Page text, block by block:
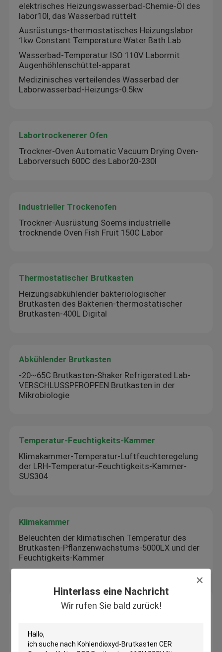
Hinterlass eine Nachricht
Wir rufen Sie bald zurück!
elektrisches Heizungswasserbad-Chemie-Öl des
labor10l, das Wasserbad rüttelt
Ausrüstungs-thermostatisches Heizungslabor
1kw Constant Temperature Water Bath Lab
Wasserbad-Temperatur ISO 110V Labormit
Augenhöhlenschüttel-apparat
Medizinisches verteilendes Wasserbad der
Laborwasserbad-Heizungs-0.5kw
Labortrockenerer Ofen
Trockner-Oven Automatic Vacuum Drying Oven-
Laborversuch 600C des Labor20-230l
Industrieller Trockenofen
Trockner-Ausrüstung Soems industrielle
trocknende Oven Fish Fruit 150C Labor
Thermostatischer Brutkasten
Heizungsabkühlender bakteriologischer
Brutkasten des Bakterien-thermostatischer
Brutkasten-400L Digital
Abkühlender Brutkasten
-20~65C Brutkasten-Shaker Refrigerated Lab-
VERSCHLUSSPFROPFEN Brutkasten in der
Mikrobiologie
Temperatur-Feuchtigkeits-Kammer
Klimakammer-Temperatur-Luftfeuchteregelung
der LRH-Temperatur-Feuchtigkeits-Kammer-
SUS304
Klimakammer
Beleuchten der klimatischen Temperatur des
Brutkasten-Pflanzenwachstums-5000LX und der
Feuchtigkeits-Kammer
Blätteriges Luftströmungs-Kabinett
blätterige Strömung Luftströmungs-Kabinett-
220v